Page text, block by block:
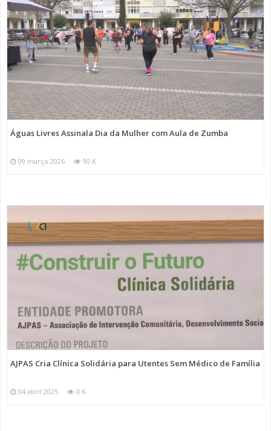
Águas Livres Assinala Dia da Mulher com Aula de Zumba
09 março 2026 90 K
AJPAS Cria Clínica Solidária para Utentes Sem Médico de Família
04 abril 2025 0 K